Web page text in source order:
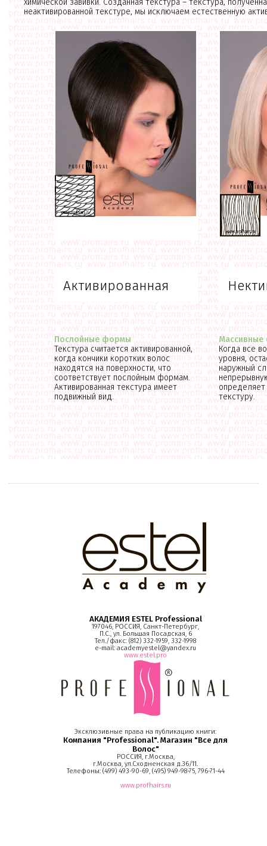
химической завивки. Созданная текстура – текстура,
неактивированной текстуре, мы исключаем естественную
Активированная
Послойные формы
Текстура считается активированной,
когда кончики коротких волос
находятся на поверхности, что
соответствует послойным формам.
Активированная текстура имеет
подвижный вид.
Когда все
уровня,
наружный
определяет
текстуру.
АКАДЕМИЯ ESTEL Professional
197046, РОССИЯ, Санкт-Петербург,
П.С., ул. Большая Посадская, 6
Тел./факс: (812) 332-1959, 332-1998
e-mail: academyestel@yandex.ru
www.estel.pro
Эксклюзивные права на публикацию книги:
Компания "Professional". Магазин "Все для
Волос"
РОССИЯ, г.Москва,
г.Москва, ул.Сходненская д.36/11.
Телефоны: (499) 493-90-69, (495) 949-98-75, 796-71-44
www.profhairs.ru